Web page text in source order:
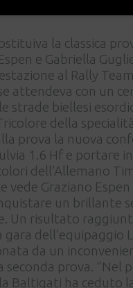
la classica
e Gabriella
al Rally
attendeva con un
strade biellesi
della
prova la nuova
1.6 Hf e portare
dell’Allemano
vede Graziano Espen
un brillante
Un risultato
dell’equipaggio
da un
seconda prova. “Nel
Baltigati ha ceduto